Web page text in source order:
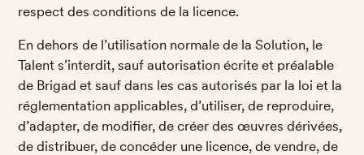
respect des conditions de la licence.
En dehors de l’utilisation normale de la Solution, le
Talent s’interdit, sauf autorisation écrite et préalable
de Brigad et sauf dans les cas autorisés par la loi et la
réglementation applicables, d’utiliser, de reproduire,
d’adapter, de modifier, de créer des œuvres dérivées,
de distribuer, de concéder une licence, de vendre, de